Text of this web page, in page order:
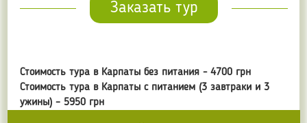
Заказать тур
Стоимость тура в Карпаты без питания - 4700 грн
Стоимость тура в Карпаты с питанием (3 завтраки и 3
ужины) – 5950 грн